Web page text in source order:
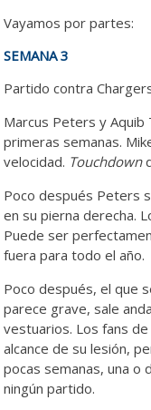
Vayamos por partes:
SEMANA 3
Partido contra
Marcus Peters y Aquib
primeras semanas.
velocidad. Touchdown
Poco después Peters
en su pierna derecha.
Puede ser
fuera para todo el año.
Poco después, el que
parece grave, sale
vestuarios. Los fans
alcance de su lesión,
pocas semanas, una o
ningún partido.